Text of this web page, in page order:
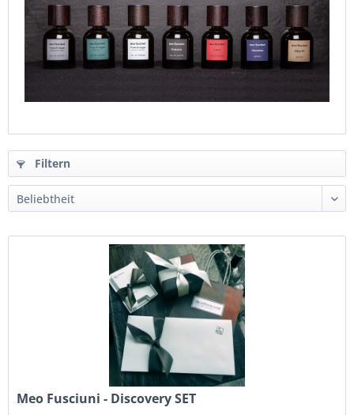
Filtern
Meo Fusciuni - Discovery SET